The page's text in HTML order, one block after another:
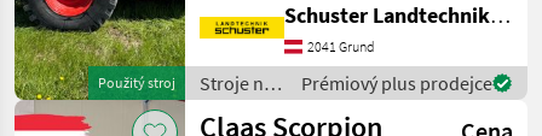
Použitý stroj
40 Km/h, BJ 2008 mit ca
reviesierbar, Bereifung
Industrie Profil,
Schuster Landtechnik Grund
2041 Grund
Stroje na
stavbu /
Claas
Prémiový plus prodejce
Claas Scorpion